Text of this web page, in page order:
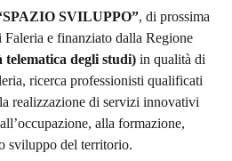
SVILUPPO”, di prossima
e finanziato dalla Regione
degli studi) in qualità di
ricerca professionisti qualificati
realizzazione di servizi innovativi
alla formazione,
sviluppo del territorio.